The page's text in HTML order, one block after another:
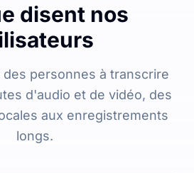
disent nos
des personnes à transcrire
d'audio et de vidéo, des
aux enregistrements
longs.